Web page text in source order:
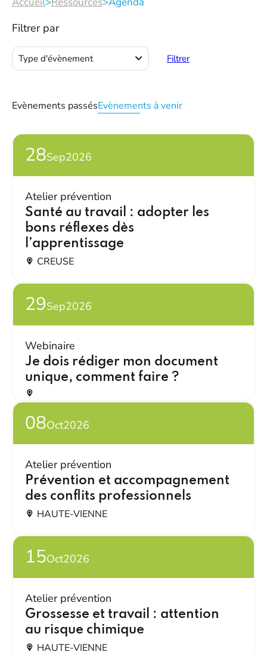
Filtrer par
Atelier prévention
Type d'évènement Filtrer
Evènements passésEvènements à venir
28Sep2026
Atelier prévention
Santé au travail : adopter les
bons réflexes dès
l’apprentissage
CREUSE
29Sep2026
Webinaire
Je dois rédiger mon document
unique, comment faire ?
08Oct2026
Atelier prévention
Prévention et accompagnement
des conflits professionnels
HAUTE-VIENNE
15Oct2026
Atelier prévention
Grossesse et travail : attention
au risque chimique
HAUTE-VIENNE